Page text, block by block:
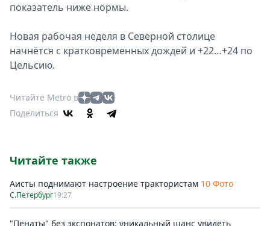
показатель ниже нормы.
Новая рабочая неделя в Северной столице
начнётся с кратковременных дождей и +22…+24 по
Цельсию.
Читайте Metro в
Поделиться
Читайте также
Аисты поднимают настроение трактористам 10 Фото
С.Петербург19:27
"Пенаты" без экспонатов: уникальный шанс увидеть